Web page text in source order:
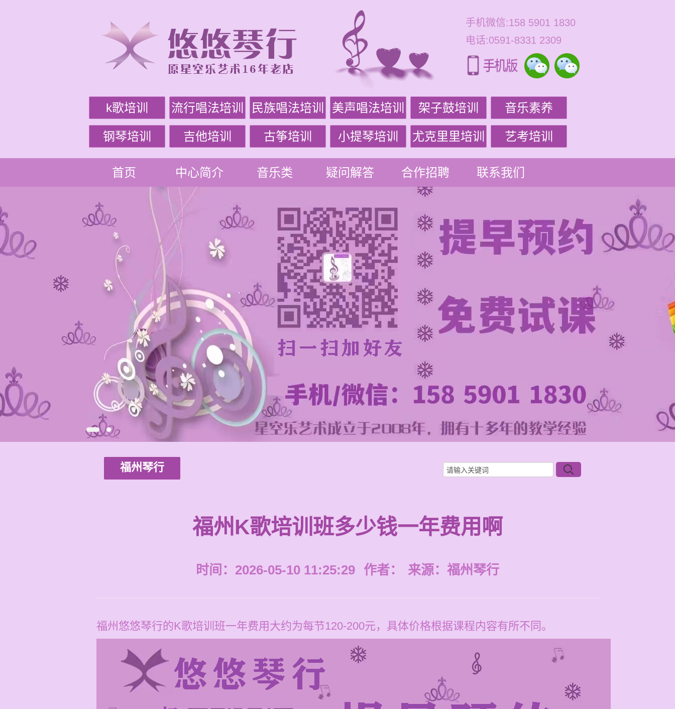
手机微信:158 5901 1830
电话:0591-8331 2309
k歌培训 流行唱法培训 民族唱法培训 美声唱法培训 架子鼓培训 音乐素养
钢琴培训 吉他培训 古筝培训 小提琴培训 尤克里里培训 艺考培训
首页 中心简介 音乐类 疑问解答 合作招聘 联系我们
福州琴行
福州K歌培训班多少钱一年费用啊
时间：2026-05-10 11:25:29 作者： 来源： 福州琴行
福州悠悠琴行的K歌培训班一年费用大约为每节120-200元，具体价格根据课程内容有所不同。